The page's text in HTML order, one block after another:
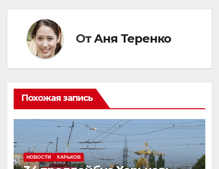
ОтАня Теренко
Похожая запись
НОВОСТИ ХАРЬКОВ